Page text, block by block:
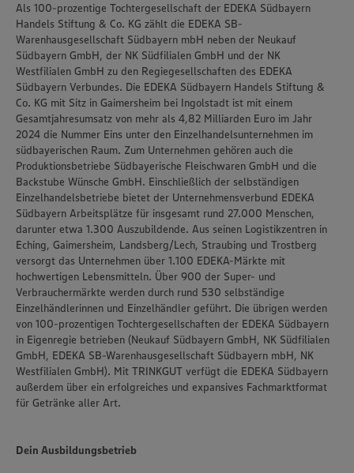
Als 100-prozentige Tochtergesellschaft der EDEKA Südbayern
Handels Stiftung & Co. KG zählt die EDEKA SB-
Warenhausgesellschaft Südbayern mbH neben der Neukauf
Südbayern GmbH, der NK Südfilialen GmbH und der NK
Westfilialen GmbH zu den Regiegesellschaften des EDEKA
Südbayern Verbundes. Die EDEKA Südbayern Handels Stiftung &
Co. KG mit Sitz in Gaimersheim bei Ingolstadt ist mit einem
Gesamtjahresumsatz von mehr als 4,82 Milliarden Euro im Jahr
2024 die Nummer Eins unter den Einzelhandelsunternehmen im
südbayerischen Raum. Zum Unternehmen gehören auch die
Produktionsbetriebe Südbayerische Fleischwaren GmbH und die
Backstube Wünsche GmbH. Einschließlich der selbständigen
Einzelhandelsbetriebe bietet der Unternehmensverbund EDEKA
Südbayern Arbeitsplätze für insgesamt rund 27.000 Menschen,
darunter etwa 1.300 Auszubildende. Aus seinen Logistikzentren in
Eching, Gaimersheim, Landsberg/Lech, Straubing und Trostberg
versorgt das Unternehmen über 1.100 EDEKA-Märkte mit
hochwertigen Lebensmitteln. Über 900 der Super- und
Verbrauchermärkte werden durch rund 530 selbständige
Einzelhändlerinnen und Einzelhändler geführt. Die übrigen werden
von 100-prozentigen Tochtergesellschaften der EDEKA Südbayern
in Eigenregie betrieben (Neukauf Südbayern GmbH, NK Südfilialen
GmbH, EDEKA SB-Warenhausgesellschaft Südbayern mbH, NK
Westfilialen GmbH). Mit TRINKGUT verfügt die EDEKA Südbayern
außerdem über ein erfolgreiches und expansives Fachmarktformat
für Getränke aller Art.
Dein Ausbildungsbetrieb